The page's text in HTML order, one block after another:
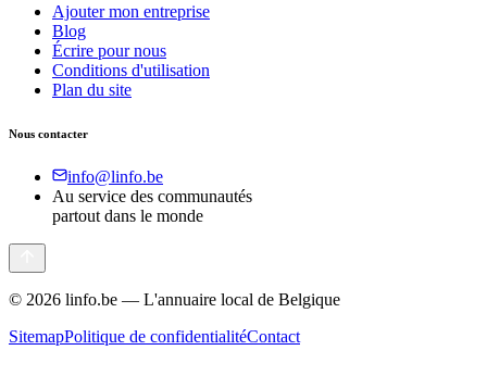
Ajouter mon entreprise
Blog
Écrire pour nous
Conditions d'utilisation
Plan du site
Nous contacter
info@linfo.be
Au service des communautés
partout dans le monde
© 2026 linfo.be — L'annuaire local de Belgique
SitemapPolitique de confidentialitéContact